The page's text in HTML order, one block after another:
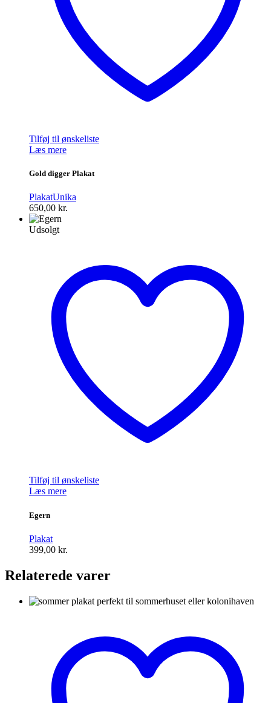
Tilføj til ønskeliste
Læs mere
Gold digger Plakat
PlakatUnika
650,00 kr.
Udsolgt
Tilføj til ønskeliste
Læs mere
Egern
Plakat
399,00 kr.
Relaterede varer